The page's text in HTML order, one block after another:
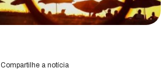
Compartilhe a notícia